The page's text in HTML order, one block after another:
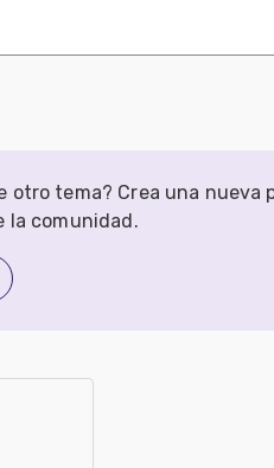
otro tema? Crea una nueva
la comunidad.